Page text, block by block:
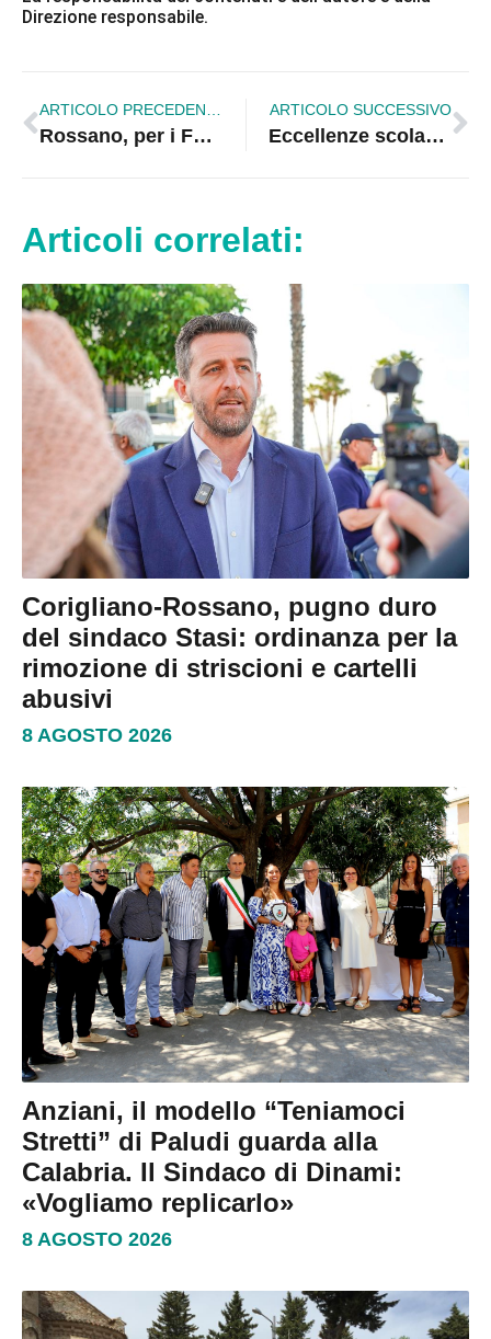
Direzione responsabile.
Rossano, per i Fuochi di San Marco l’iniziativa “Adotta un fuoco”
ARTICOLO SUCCESSIVO
Eccellenze scolastiche, il semiconvitto gratuito dell’Alberghiero di Rossano
Articoli correlati:
Corigliano-Rossano, pugno duro
del sindaco Stasi: ordinanza per la
rimozione di striscioni e cartelli
abusivi
8 AGOSTO 2026
Anziani, il modello “Teniamoci
Stretti” di Paludi guarda alla
Calabria. Il Sindaco di Dinami:
«Vogliamo replicarlo»
8 AGOSTO 2026